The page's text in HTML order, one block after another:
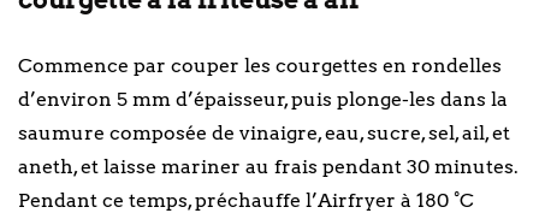
Commence par couper les courgettes en rondelles
d’environ 5 mm d’épaisseur, puis plonge-les dans la
saumure composée de vinaigre, eau, sucre, sel, ail, et
aneth, et laisse mariner au frais pendant 30 minutes.
Pendant ce temps, préchauffe l’Airfryer à 180 °C